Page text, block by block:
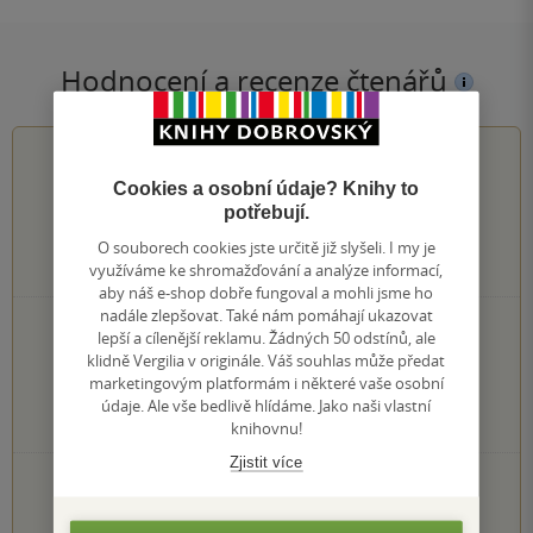
Hodnocení a recenze čtenářů
0.0z5
0hodnocení čtenářů
0×
5 hvězdiček
0×
4 hvězdičky
0×
3 hvězdičky
0×
2 hvězdičky
1 hvezdička
Cookies a osobní údaje? Knihy to
potřebují.
O souborech cookies jste určitě již slyšeli. I my je
využíváme ke shromažďování a analýze informací,
aby náš e-shop dobře fungoval a mohli jsme ho
nadále zlepšovat. Také nám pomáhají ukazovat
lepší a cílenější reklamu. Žádných 50 odstínů, ale
klidně Vergilia v originále. Váš souhlas může předat
marketingovým platformám i některé vaše osobní
údaje. Ale vše bedlivě hlídáme. Jako naši vlastní
knihovnu!
Zjistit více